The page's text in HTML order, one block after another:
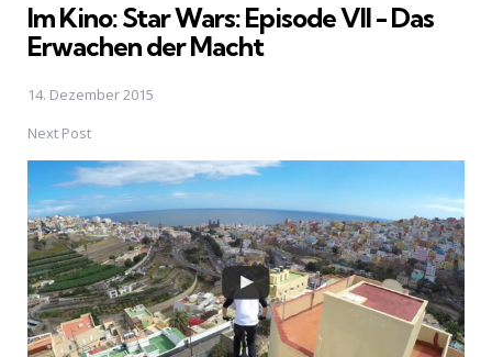
Im Kino: Star Wars: Episode VII - Das
Erwachen der Macht
14. Dezember 2015
Next Post